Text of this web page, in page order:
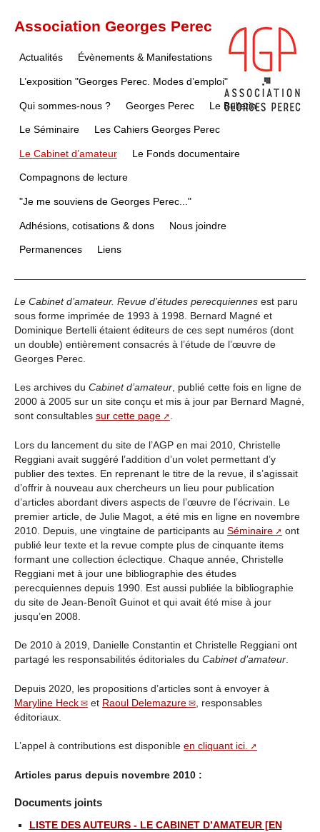
Association Georges Perec
Actualités Évènements & Manifestations
L’exposition "Georges Perec. Modes d’emploi"
Qui sommes-nous ? Georges Perec Le Bulletin
Le Séminaire Les Cahiers Georges Perec
Le Cabinet d’amateur Le Fonds documentaire
Compagnons de lecture
"Je me souviens de Georges Perec..."
Adhésions, cotisations & dons Nous joindre
Permanences Liens
Le Cabinet d’amateur. Revue d’études perecquiennes est paru
sous forme imprimée de 1993 à 1998. Bernard Magné et
Dominique Bertelli étaient éditeurs de ces sept numéros (dont
un double) entièrement consacrés à l’étude de l’œuvre de
Georges Perec.
Les archives du Cabinet d’amateur, publié cette fois en ligne de
2000 à 2005 sur un site conçu et mis à jour par Bernard Magné,
sont consultables sur cette page .
Lors du lancement du site de l’AGP en mai 2010, Christelle
Reggiani avait suggéré l’addition d’un volet permettant d’y
publier des textes. En reprenant le titre de la revue, il s’agissait
d’offrir à nouveau aux chercheurs un lieu pour publication
d’articles abordant divers aspects de l’œuvre de l’écrivain. Le
premier article, de Julie Magot, a été mis en ligne en novembre
2010. Depuis, une vingtaine de participants au Séminaire
ont
publié leur texte et la revue compte plus de cinquante items
formant une collection éclectique. Chaque année, Christelle
Reggiani met à jour une bibliographie des études
perecquiennes depuis 1990. Est aussi publiée la bibliographie
du site de Jean-Benoît Guinot et qui avait été mise à jour
jusqu’en 2008.
De 2010 à 2019, Danielle Constantin et Christelle Reggiani ont
partagé les responsabilités éditoriales du Cabinet d’amateur.
Depuis 2020, les propositions d’articles sont à envoyer à
Maryline Heck
et Raoul Delemazure
, responsables
éditoriaux.
L’appel à contributions est disponible en cliquant ici.
Articles parus depuis novembre 2010 :
Documents joints
LISTE DES AUTEURS - LE CABINET D’AMATEUR [EN